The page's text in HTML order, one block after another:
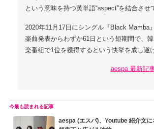
という意味を持つ英単語“aspect”を結合させ
2020年11月17日にシングル『Black Mamba
楽曲発表からわずか61日という短期間で、
楽番組で1位を獲得するという快挙を成し遂
aespa 最新記
aespa (エスパ)、Youtube 紹介文